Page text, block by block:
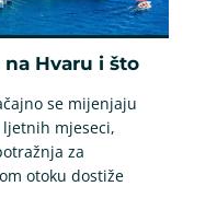
Hvaru i što
se mijenjaju
mjeseci,
za
otoku dostiže